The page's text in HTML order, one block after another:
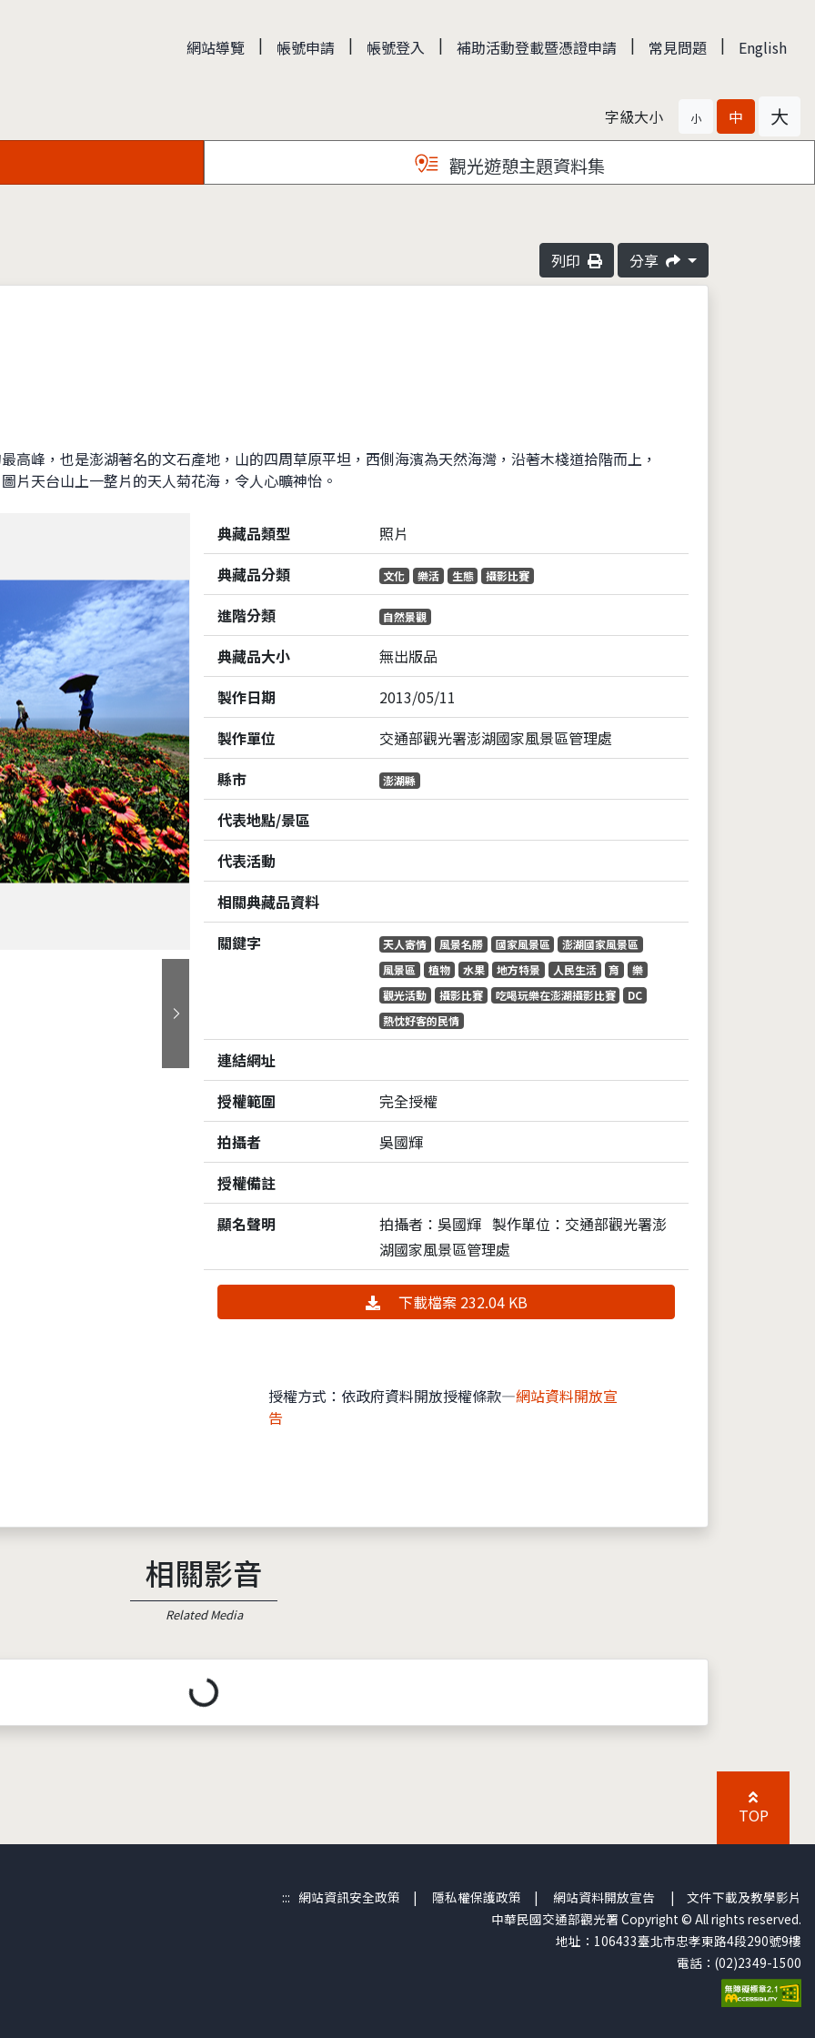
網站導覽 | 帳號申請 | 帳號登入 | 補助活動登載暨憑證申請 | 常見問題 | English
字級大小 小 中 大
觀光遊憩主題資料集
列印 分享
高峰，也是澎湖著名的文石產地，山的四周草原平坦，西側海濱為天然海灣，沿著木棧道拾階而上，
片天台山上一整片的天人菊花海，令人心曠神怡。
下一張
典藏品類型
照片
典藏品分類
文化 樂活 生態 攝影比賽
進階分類 自然景觀
典藏品大小
無出版品
製作日期
2013/05/11
製作單位
交通部觀光署澎湖國家風景區管理處
縣市
澎湖縣
代表地點/景區
代表活動
相關典藏品資料
關鍵字
天人寄情 風景名勝 國家風景區
澎湖國家風景區
風景區
植物 水果 地方特景 人民生活 育
樂
觀光活動
攝影比賽 吃喝玩樂在澎湖攝影比賽
DC
熱忱好客的民情
連結網址
授權範圍
完全授權
拍攝者
吳國輝
授權備註
顯名聲明
拍攝者：吳國輝 製作單位：交通部觀光署澎
湖國家風景區管理處
下載檔案 232.04 KB
授權方式：依政府資料開放授權條款—網站資料開放宣
告
相關影音
Related Media
載入中...
TOP
::: 網站資訊安全政策 | 隱私權保護政策 | 網站資料開放宣告 | 文件下載及教學影片
中華民國交通部觀光署 Copyright © All rights reserved.
地址：106433臺北市忠孝東路4段290號9樓
電話：(02)2349-1500